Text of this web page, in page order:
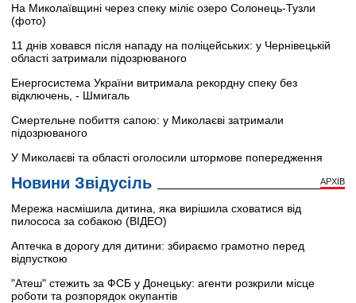
На Миколаївщині через спеку міліє озеро Солонець-Тузли
(фото)
11 днів ховався після нападу на поліцейських: у Чернівецькій
області затримали підозрюваного
Енергосистема України витримала рекордну спеку без
відключень, - Шмигаль
Смертельне побиття сапою: у Миколаєві затримали
підозрюваного
У Миколаєві та області оголосили штормове попередження
Новини Звідусіль АРХІВ
Мережа насмішила дитина, яка вирішила сховатися від
пилососа за собакою (ВІДЕО)
Аптечка в дорогу для дитини: збираємо грамотно перед
відпусткою
"Атеш" стежить за ФСБ у Донецьку: агенти розкрили місце
роботи та розпорядок окупантів